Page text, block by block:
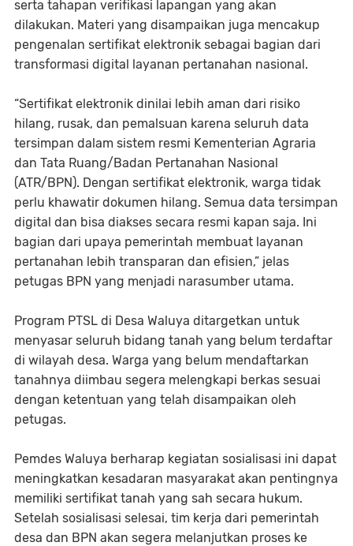
serta tahapan verifikasi lapangan yang akan
dilakukan. Materi yang disampaikan juga mencakup
pengenalan sertifikat elektronik sebagai bagian dari
transformasi digital layanan pertanahan nasional.
“Sertifikat elektronik dinilai lebih aman dari risiko
hilang, rusak, dan pemalsuan karena seluruh data
tersimpan dalam sistem resmi Kementerian Agraria
dan Tata Ruang/Badan Pertanahan Nasional
(ATR/BPN). Dengan sertifikat elektronik, warga tidak
perlu khawatir dokumen hilang. Semua data tersimpan
digital dan bisa diakses secara resmi kapan saja. Ini
bagian dari upaya pemerintah membuat layanan
pertanahan lebih transparan dan efisien,” jelas
petugas BPN yang menjadi narasumber utama.
Program PTSL di Desa Waluya ditargetkan untuk
menyasar seluruh bidang tanah yang belum terdaftar
di wilayah desa. Warga yang belum mendaftarkan
tanahnya diimbau segera melengkapi berkas sesuai
dengan ketentuan yang telah disampaikan oleh
petugas.
Pemdes Waluya berharap kegiatan sosialisasi ini dapat
meningkatkan kesadaran masyarakat akan pentingnya
memiliki sertifikat tanah yang sah secara hukum.
Setelah sosialisasi selesai, tim kerja dari pemerintah
desa dan BPN akan segera melanjutkan proses ke